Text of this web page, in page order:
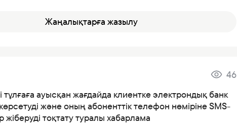
Жаңалықтарға жазылу
46
тұлғаға ауысқан жағдайда клиентке электрондық банк
және оның абоненттік телефон нөміріне SMS-
жіберуді тоқтату туралы хабарлама